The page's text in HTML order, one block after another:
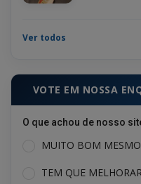
Ver todos
VOTE EM NOSSA
O que achou de nosso
MUITO BOM MESMO
TEM QUE MELHORAR